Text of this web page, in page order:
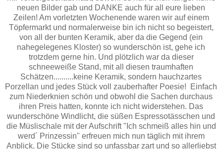
neuen Bilder gab und DANKE auch für all eure lieben
Zeilen! Am vorletzten Wochenende waren wir auf einem
Töpfermarkt und normalerweise bin ich nicht so begeistert,
von all der bunten Keramik, aber da die Gegend (ein
nahegelegenes Kloster) so wunderschön ist, gehe ich
trotzdem gerne hin. Und plötzlich war da dieser
schneeweiße Stand, mit all diesen traumhaften
Schätzen..........keine Keramik, sondern hauchzartes
Porzellan und jedes Stück voll zauberhafter Poesie! Einfach
zum Niederknien schön und obwohl die Sachen durchaus
ihren Preis hatten, konnte ich nicht widerstehen. Das
wunderschöne Windlicht, die süßen Espressotässchen und
die Müslischale mit der Aufschrift "Ich schmeiß alles hin und
werd´ Prinzessin" erfreuen mich nun täglich mit ihrem
Anblick. Die Stücke sind so unfassbar zart und so allerliebst